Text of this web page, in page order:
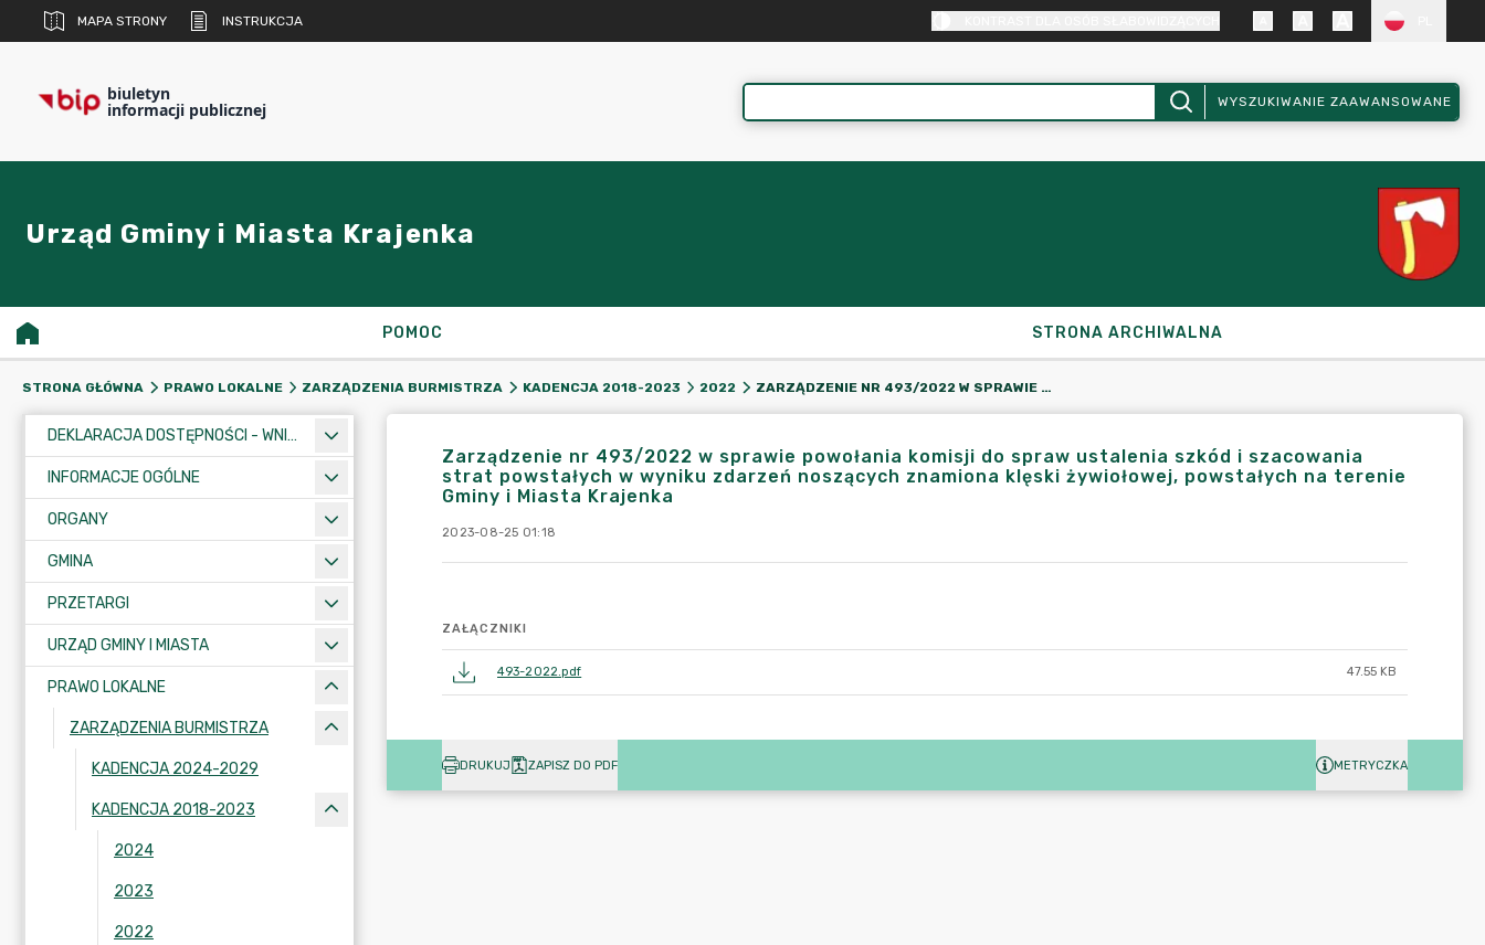
MAPA STRONY INSTRUKCJA
biuletyn
informacji publicznej WYSZUKIWANIE ZAAWANSOWANE
Urząd Gminy i Miasta Krajenka
POMOC STRONA ARCHIWALNA
STRONA GŁÓWNA PRAWO LOKALNE ZARZĄDZENIA BURMISTRZA KADENCJA 2018-2023 2022 ZARZĄDZENIE NR 493/2022 W SPRAWIE POWOŁANIA KOMISJI DO SPRAW USTALENIA SZKÓD I SZACOWANIA STRAT POWSTAŁYCH W WYNIKU ZDARZEŃ NOSZĄCYCH ZNAMIONA KLĘSKI ŻYWIOŁOWEJ, POWSTAŁYCH NA TERENIE GMINY I MIASTA KRAJENKA
DEKLARACJA DOSTĘPNOŚCI - WNIOSEK
INFORMACJE OGÓLNE
ORGANY
GMINA
PRZETARGI
URZĄD GMINY I MIASTA
PRAWO LOKALNE
ZARZĄDZENIA BURMISTRZA
KADENCJA 2024-2029
KADENCJA 2018-2023
2024
2023
2022
Zarządzenie nr 493/2022 w sprawie powołania komisji do spraw ustalenia szkód i szacowania
strat powstałych w wyniku zdarzeń noszących znamiona klęski żywiołowej, powstałych na terenie
Gminy i Miasta Krajenka
2023-08-25 01:18
ZAŁĄCZNIKI
493-2022.pdf 47.55 KB
DRUKUJ ZAPISZ DO PDF METRYCZKA